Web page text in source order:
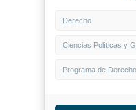
Derecho
Ciencias Políticas y
Programa de